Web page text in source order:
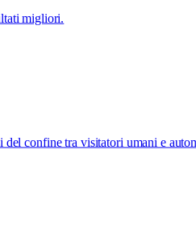
migliori.
confine tra visitatori umani e